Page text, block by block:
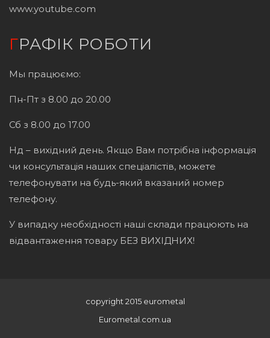
www.youtube.com
ГРАФІК РОБОТИ
Мы працюємо:
Пн-Пт з 8.00 до 20.00
Сб з 8.00 до 17.00
Нд – вихідний день. Якщо Вам потрібна інформація
чи консультація наших спеціалістів, можете
телефонувати на будь-який вказаний номер
телефону.
У випадку необхідності наші склади працюють на
відвантаження товару БЕЗ ВИХІДНИХ!
copyright 2015 eurometal
Eurometal.com.ua